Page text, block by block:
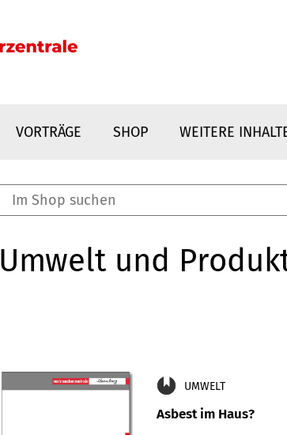
VORTRÄGE SHOP WEITERE
Umwelt und
UMWELT
Asbest im Haus?